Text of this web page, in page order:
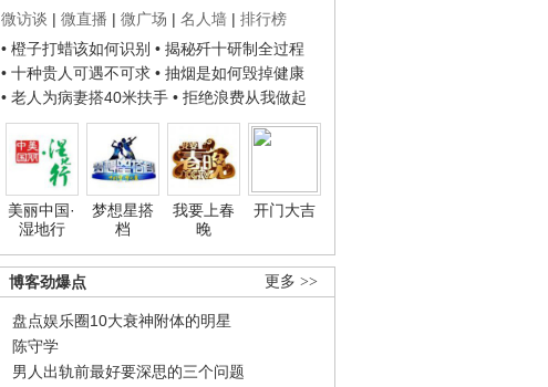
微访谈 | 微直播 | 微广场 | 名人墙 | 排行榜
• 橙子打蜡该如何识别 • 揭秘歼十研制全过程
• 十种贵人可遇不可求 • 抽烟是如何毁掉健康
• 老人为病妻搭40米扶手 • 拒绝浪费从我做起
美丽中国·
湿地行
梦想星搭
档
我要上春
晚
开门大吉
更多 >>
博客劲爆点
盘点娱乐圈10大衰神附体的明星
陈守学
男人出轨前最好要深思的三个问题